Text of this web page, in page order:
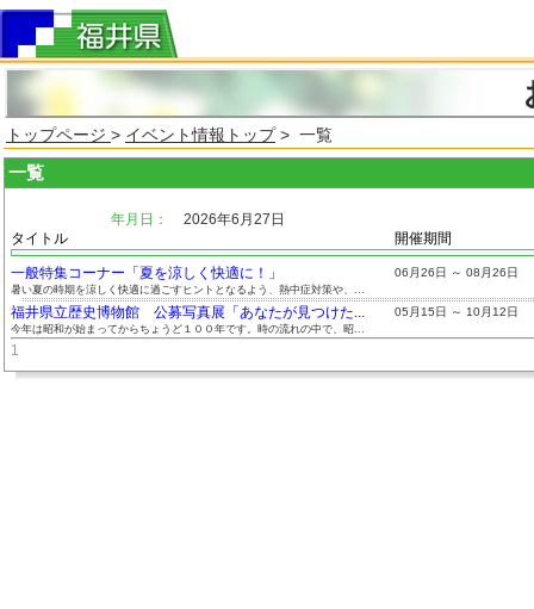
トップページ > イベント情報トップ> 一覧
一覧
年月日：
2026年6月27日
タイトル
開催期間
一般特集コーナー「夏を涼しく快適に！」 06月26日 ～ 08月26日
暑い夏の時期を涼しく快適に過ごすヒントとなるよう、熱中症対策や、...
福井県立歴史博物館 公募写真展「あなたが見つけた... 05月15日 ～ 10月12日
今年は昭和が始まってからちょうど１００年です。時の流れの中で、昭...
1